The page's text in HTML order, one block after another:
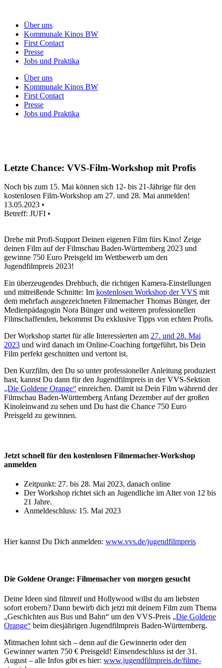
wechselnÜber uns
Kommunale Kinos BW
First Contact
Presse
Jobs und Praktika
Über uns
Kommunale Kinos BW
First Contact
Presse
Jobs und Praktika
Letzte Chance: VVS-Film-Workshop mit Profis
Noch bis zum 15. Mai können sich 12- bis 21-Jährige für den
kostenlosen Film-Workshop am 27. und 28. Mai anmelden!
13.05.2023 •
Betreff: JUFI •
Drehe mit Profi-Support Deinen eigenen Film fürs Kino! Zeige
deinen Film auf der Filmschau Baden-Württemberg 2023 und
gewinne 750 Euro Preisgeld im Wettbewerb um den
Jugendfilmpreis 2023!
Ein überzeugendes Drehbuch, die richtigen Kamera-Einstellungen
und mitreißende Schnitte: Im kostenlosen Workshop der VVS mit
dem mehrfach ausgezeichneten Filmemacher Thomas Bünger, der
Medienpädagogin Nora Bünger und weiteren professionellen
Filmschaffenden, bekommst Du exklusive Tipps von echten Profis.
Der Workshop startet für alle Interessierten am 27. und 28. Mai
2023 und wird danach im Online-Coaching fortgeführt, bis Dein
Film perfekt geschnitten und vertont ist.
Den Kurzfilm, den Du so unter professioneller Anleitung produziert
hast, kannst Du dann für den Jugendfilmpreis in der VVS-Sektion
„Die Goldene Orange“ einreichen. Damit ist Dein Film während der
Filmschau Baden-Württemberg Anfang Dezember auf der großen
Kinoleinwand zu sehen und Du hast die Chance 750 Euro
Preisgeld zu gewinnen.
Jetzt schnell für den kostenlosen Filmemacher-Workshop
anmelden
Zeitpunkt: 27. bis 28. Mai 2023, danach online
Der Workshop richtet sich an Jugendliche im Alter von 12 bis
21 Jahre.
Anmeldeschluss: 15. Mai 2023
Hier kannst Du Dich anmelden: www.vvs.de/jugendfilmpreis
Die Goldene Orange: Filmemacher von morgen gesucht
Deine Ideen sind filmreif und Hollywood willst du am liebsten
sofort erobern? Dann bewirb dich jetzt mit deinem Film zum Thema
„Geschichten aus Bus und Bahn“ um den VVS-Preis „Die Goldene
Orange“ beim diesjährigen Jugendfilmpreis Baden-Württemberg.
Mitmachen lohnt sich – denn auf die Gewinnerin oder den
Gewinner warten 750 € Preisgeld! Einsendeschluss ist der 31.
August – alle Infos gibt es hier: www.jugendfilmpreis.de/filme-